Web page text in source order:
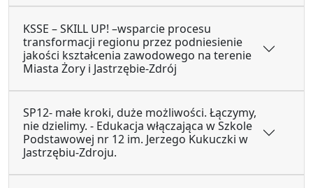
KSSE – SKILL UP! –wsparcie procesu
transformacji regionu przez podniesienie
jakości kształcenia zawodowego na terenie
Miasta Żory i Jastrzębie-Zdrój
SP12- małe kroki, duże możliwości. Łączymy,
nie dzielimy. - Edukacja włączająca w Szkole
Podstawowej nr 12 im. Jerzego Kukuczki w
Jastrzębiu-Zdroju.